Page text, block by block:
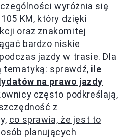
wyróżnia się
KM, który dzięki
oraz znakomitej
bardzo niskie
jazdy w trasie. Dla
sprawdź, ile
na prawo jazdy
często podkreślają,
z
co sprawia, że jest to
planujących